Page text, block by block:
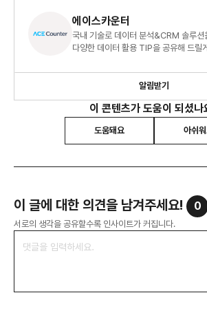
에이스카운터
국내 기술로 데이터 분석&CRM 솔루션
다양한 데이터 활용 TIP을 공유해 드릴
알림받기
이 콘텐츠가 도움이 되셨나
도움돼요 아쉬
이 글에 대한 의견을 남겨주세요! 0
서로의 생각을 공유할수록 인사이트가 커집니다.